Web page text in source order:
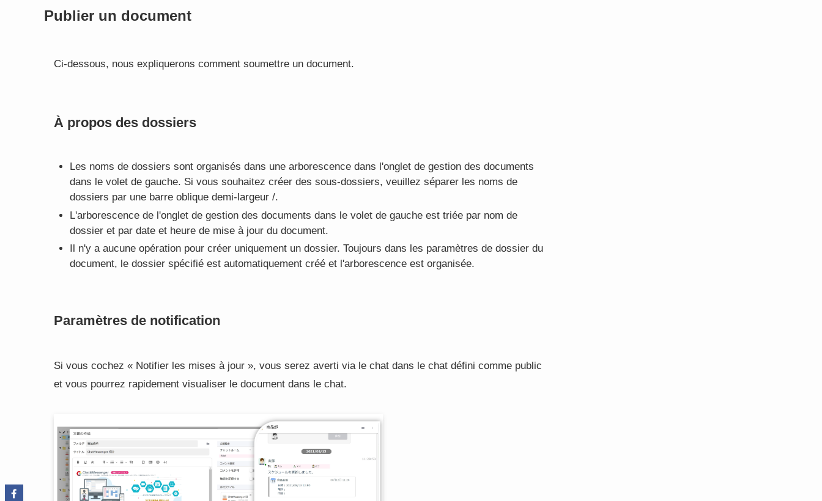
Publier un document
Ci-dessous, nous expliquerons comment soumettre un document.
À propos des dossiers
Les noms de dossiers sont organisés dans une arborescence dans l'onglet de gestion des documents
dans le volet de gauche. Si vous souhaitez créer des sous-dossiers, veuillez séparer les noms de
dossiers par une barre oblique demi-largeur /.
L'arborescence de l'onglet de gestion des documents dans le volet de gauche est triée par nom de
dossier et par date et heure de mise à jour du document.
Il n'y a aucune opération pour créer uniquement un dossier. Toujours dans les paramètres de dossier du
document, le dossier spécifié est automatiquement créé et l'arborescence est organisée.
Paramètres de notification
Si vous cochez « Notifier les mises à jour », vous serez averti via le chat dans le chat défini comme public
et vous pourrez rapidement visualiser le document dans le chat.